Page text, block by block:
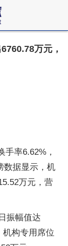
万元，
手率6.62%，
数据显示，机
万元，营
振幅值达
机构专用席位